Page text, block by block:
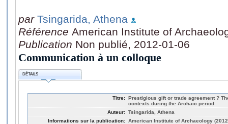
par Tsingarida, Athena
Référence American Institute of
Publication Non publié, 2012-01-06
Communication à un colloque
DÉTAILS
Titre: Prestigious gift or trade agreement ?
contexts during the Archaic period
Auteur: Tsingarida, Athena
Informations sur la publication: American Institute of Archaeology